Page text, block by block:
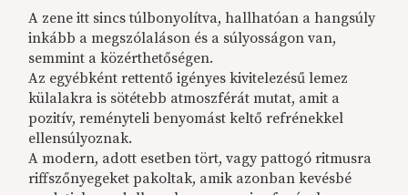
A zene itt sincs túlbonyolítva, hallhatóan a hangsúly
inkább a megszólaláson és a súlyosságon van,
semmint a közérthetőségen.
Az egyébként rettentő igényes kivitelezésű lemez
külalakra is sötétebb atmoszférát mutat, amit a
pozitív, reményteli benyomást keltő refrénekkel
ellensúlyoznak.
A modern, adott esetben tört, vagy pattogó ritmusra
riffszőnyegeket pakoltak, amik azonban kevésbé